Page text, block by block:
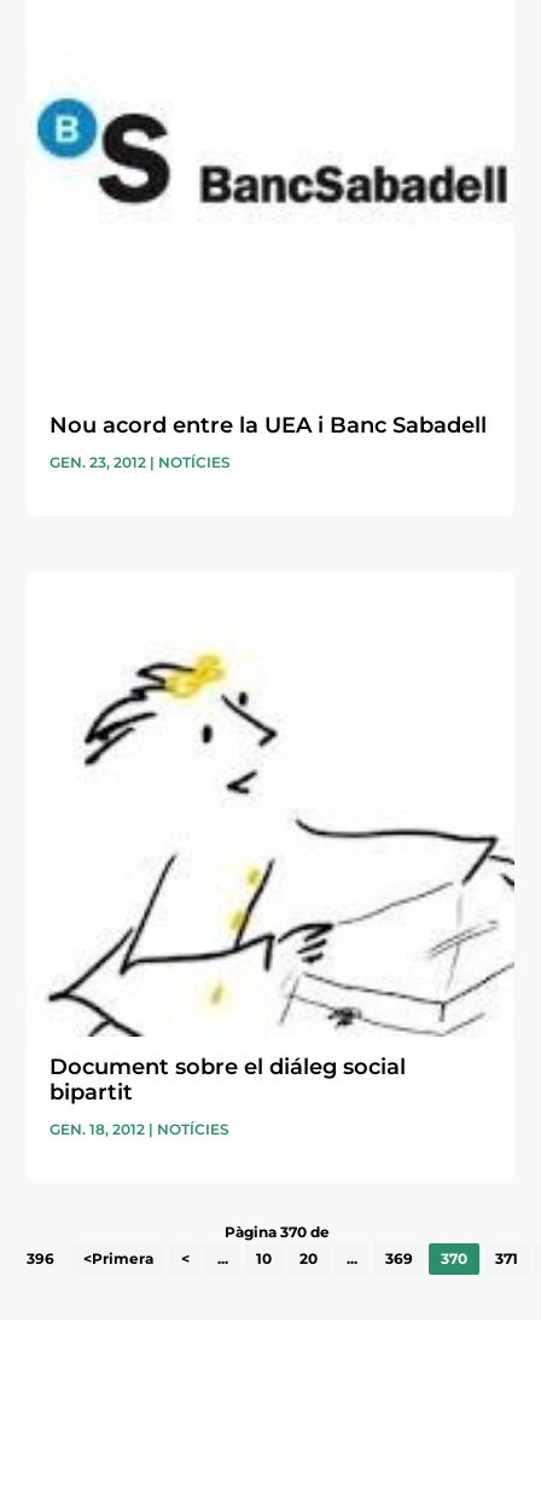
Nou acord entre la UEA i Banc Sabadell
GEN. 23, 2012 | NOTÍCIES
Document sobre el diáleg social
bipartit
GEN. 18, 2012 | NOTÍCIES
Pàgina 370 de
396
<Primera < ... 10 20 ... 369 370 371